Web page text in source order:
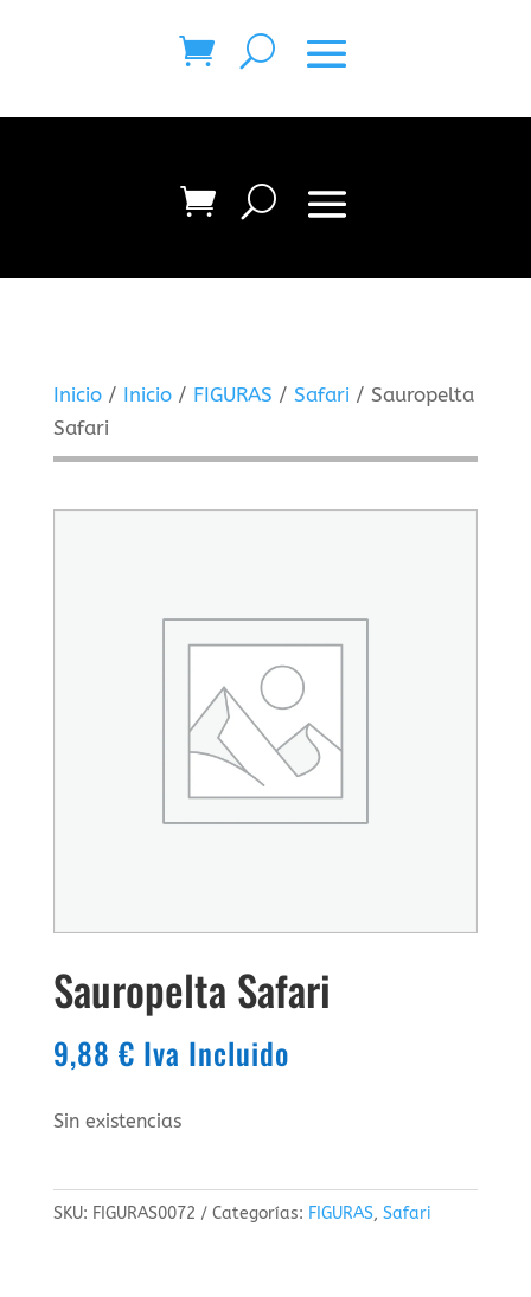
Inicio/ Inicio/ FIGURAS / Safari / Sauropelta
Safari
Sauropelta Safari
9,88 € Iva Incluido
Sin existencias
SKU: FIGURAS0072 Categorías: FIGURAS, Safari